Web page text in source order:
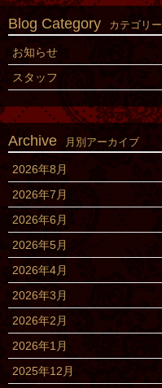
Blog Category カテゴリー
お知らせ
スタッフ
Archive 月別アーカイブ
2026年8月
2026年7月
2026年6月
2026年5月
2026年4月
2026年3月
2026年2月
2026年1月
2025年12月